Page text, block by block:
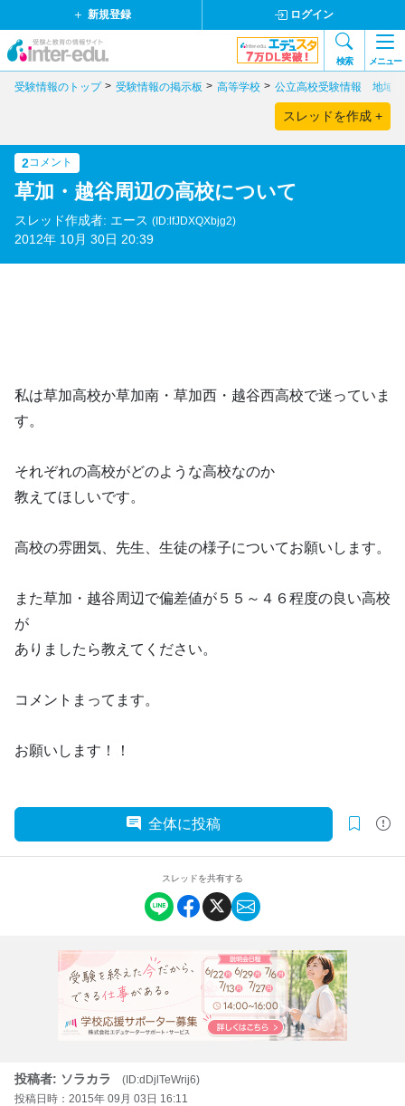
新規登録 ログイン
検索 メニュー
受験情報のトップ 受験情報の掲示板 高等学校 公立高校受験情報 地域別
スレッドを作成 +
2コメント
草加・越谷周辺の高校について
スレッド作成者: エース (ID:lfJDXQXbjg2)
2012年 10月 30日 20:39
私は草加高校か草加南・草加西・越谷西高校で迷っていま
す。
それぞれの高校がどのような高校なのか
教えてほしいです。
高校の雰囲気、先生、生徒の様子についてお願いします。
また草加・越谷周辺で偏差値が５５～４６程度の良い高校
が
ありましたら教えてください。
コメントまってます。
お願いします！！
全体に投稿
スレッドを共有する
投稿者: ソラカラ
(ID:dDjlTeWrij6)
投稿日時：2015年 09月 03日 16:11